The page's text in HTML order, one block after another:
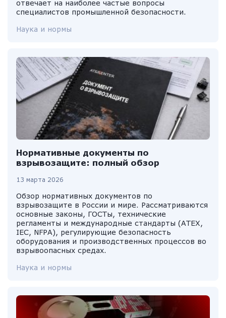
отвечает на наиболее частые вопросы
специалистов промышленной безопасности.
Наука и нормы
Нормативные документы по
взрывозащите: полный обзор
13 марта 2026
Обзор нормативных документов по
взрывозащите в России и мире. Рассматриваются
основные законы, ГОСТы, технические
регламенты и международные стандарты (ATEX,
IEC, NFPA), регулирующие безопасность
оборудования и производственных процессов во
взрывоопасных средах.
Наука и нормы